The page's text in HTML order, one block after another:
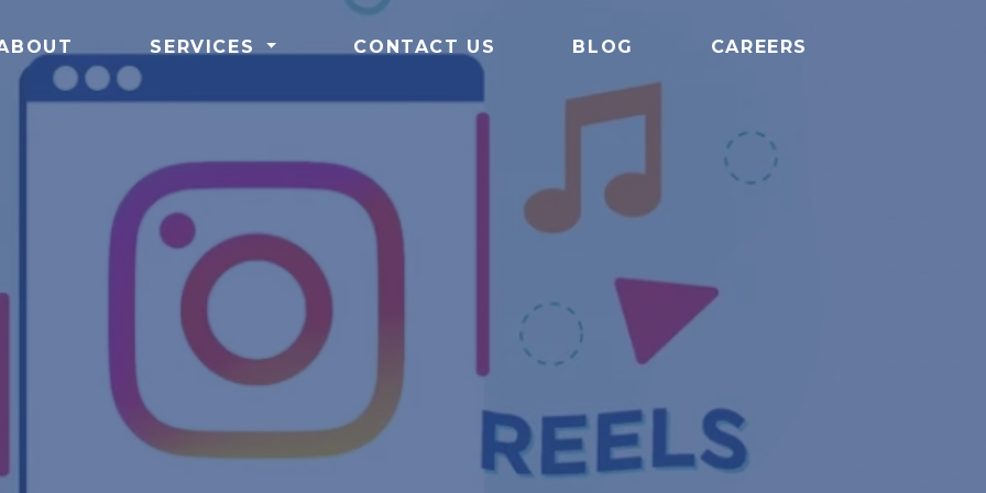
SERVICES CONTACT US BLOG CAREERS